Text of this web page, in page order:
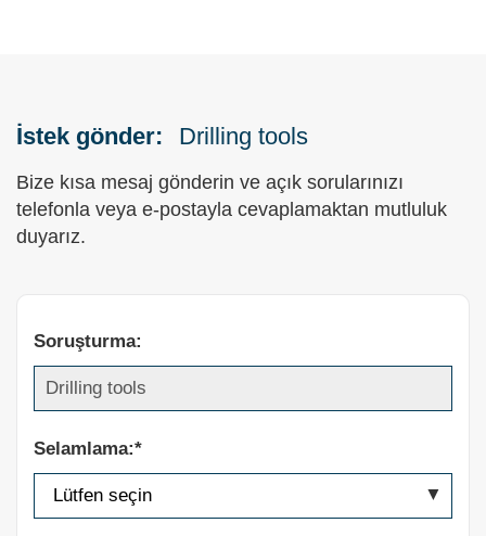
İstek gönder: Drilling tools
Bize kısa mesaj gönderin ve açık sorularınızı
telefonla veya e-postayla cevaplamaktan mutluluk
duyarız.
Soruşturma:
Selamlama:*